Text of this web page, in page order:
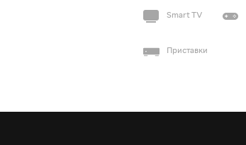
Smart TV
Приставки